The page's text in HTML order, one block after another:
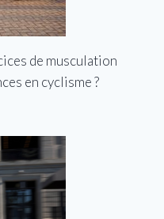
de musculation
en cyclisme ?